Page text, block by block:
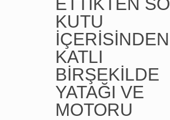
KUTU
İÇERİSİNDEN
KATLI
BİRŞEKİLDE
YATAĞI VE
MOTORU